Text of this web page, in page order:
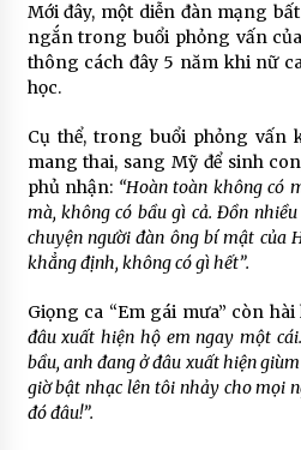
Mới đây, một diễn đàn mạng
ngắn trong buổi phỏng vấn
thông cách đây 5 năm khi nữ
học.
Cụ thể, trong buổi phỏng vấn
mang thai, sang Mỹ để sinh
phủ nhận: “Hoàn toàn không có
mà, không có bầu gì cả. Đồn
chuyện người đàn ông bí mật của
khẳng định, không có gì hết”.
Giọng ca “Em gái mưa” còn
đâu xuất hiện hộ em ngay một
bầu, anh đang ở đâu xuất hiện
giờ bật nhạc lên tôi nhảy cho mọi
đó đâu!”.